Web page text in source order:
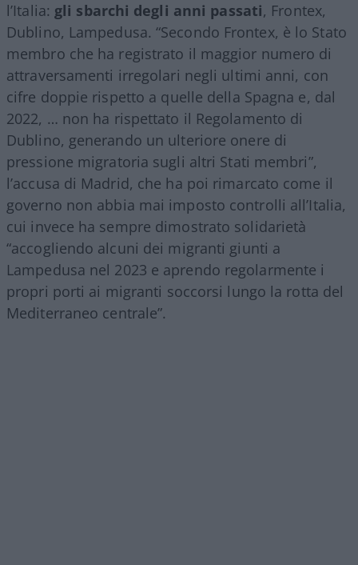
l’Italia: gli sbarchi degli anni passati, Frontex,
Dublino, Lampedusa. “Secondo Frontex, è lo Stato
membro che ha registrato il maggior numero di
attraversamenti irregolari negli ultimi anni, con
cifre doppie rispetto a quelle della Spagna e, dal
2022, … non ha rispettato il Regolamento di
Dublino, generando un ulteriore onere di
pressione migratoria sugli altri Stati membri”,
l’accusa di Madrid, che ha poi rimarcato come il
governo non abbia mai imposto controlli all’Italia,
cui invece ha sempre dimostrato solidarietà
“accogliendo alcuni dei migranti giunti a
Lampedusa nel 2023 e aprendo regolarmente i
propri porti ai migranti soccorsi lungo la rotta del
Mediterraneo centrale”.